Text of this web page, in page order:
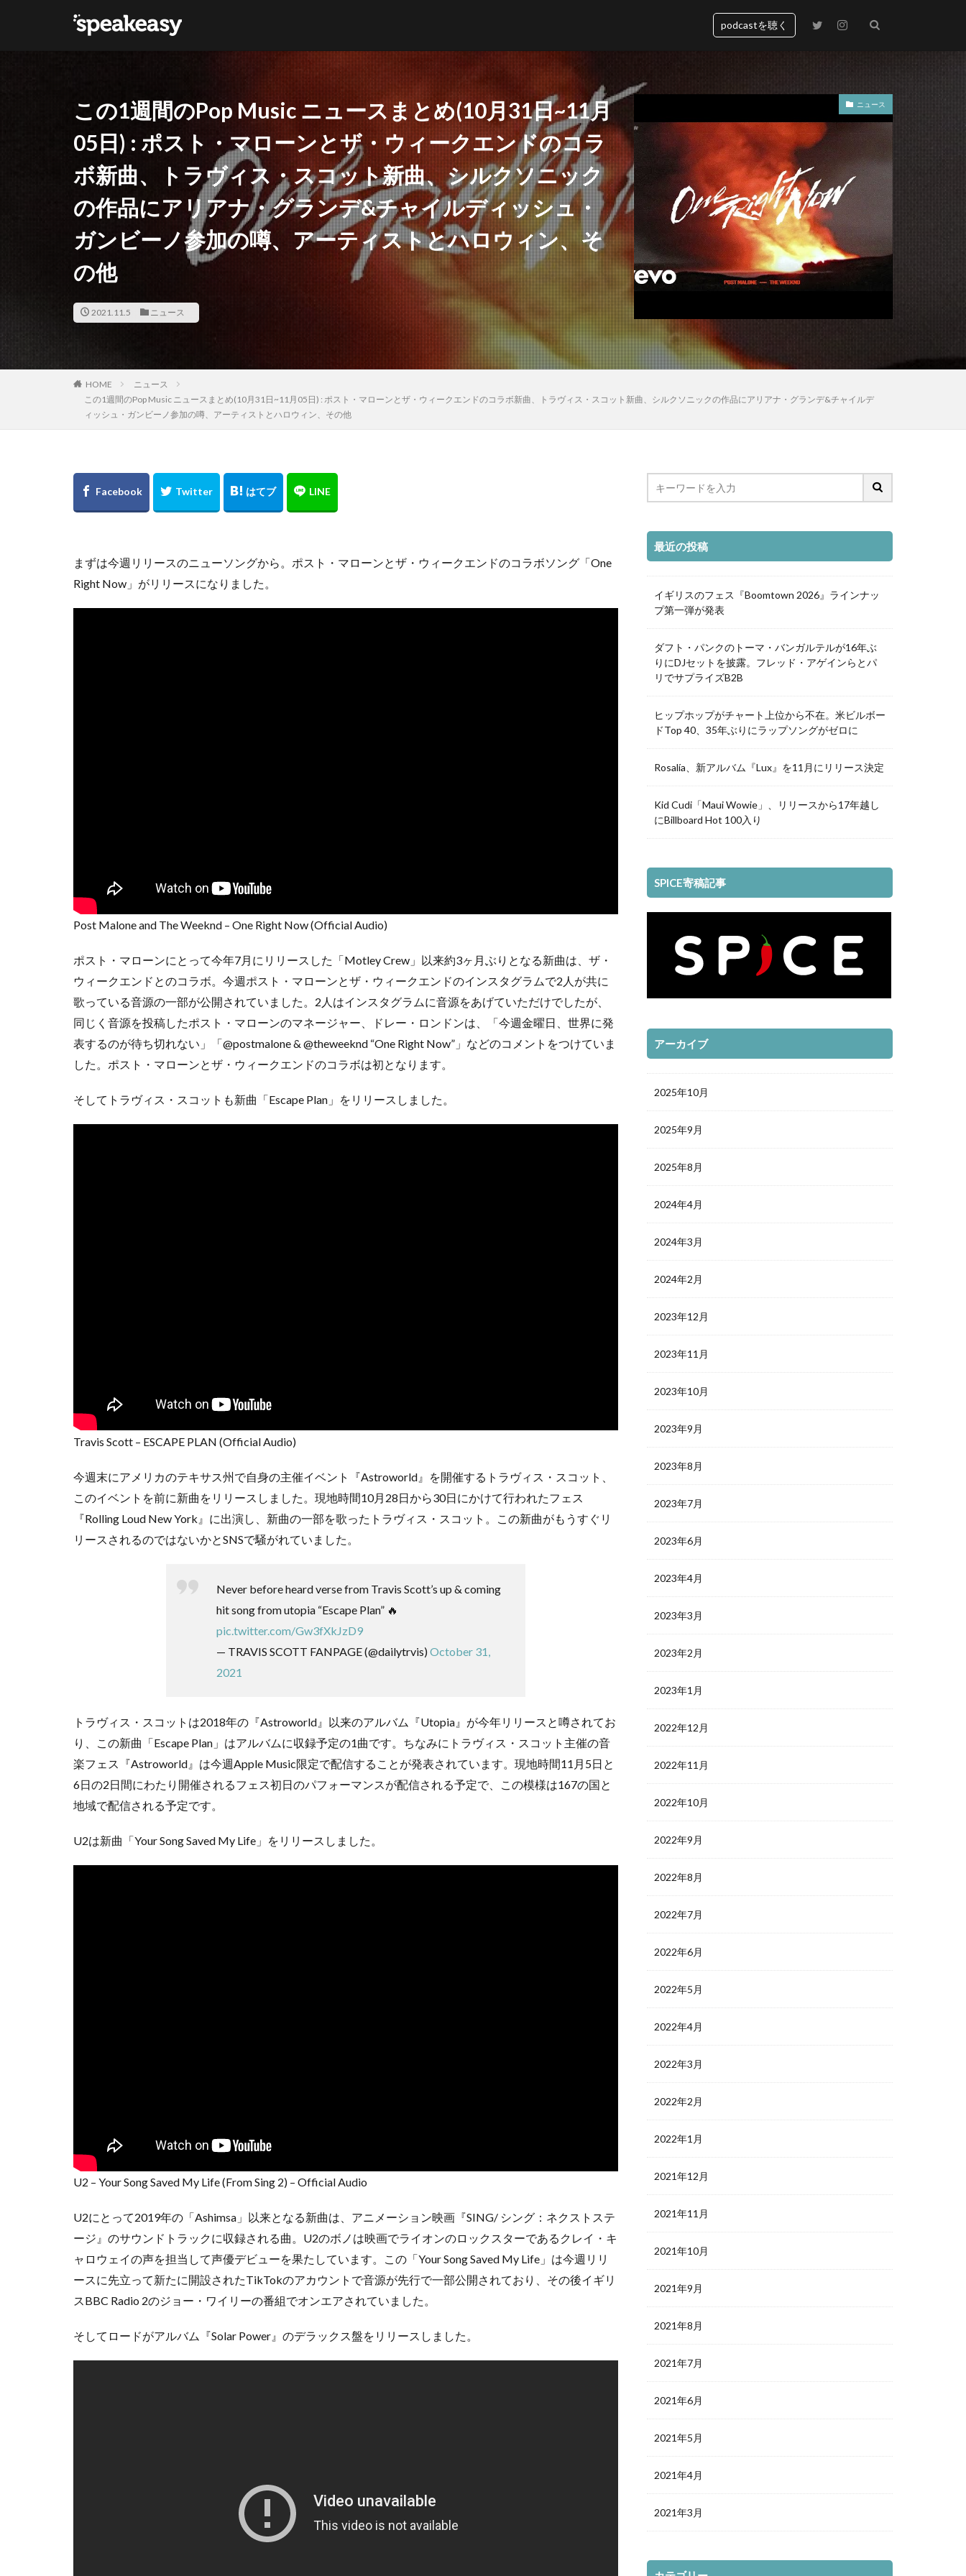
podcastを聴く
この1週間のPop Music ニュースまとめ(10月31日~11月
05日) : ポスト・マローンとザ・ウィークエンドのコラ
ボ新曲、トラヴィス・スコット新曲、シルクソニック
の作品にアリアナ・グランデ&チャイルディッシュ・
ガンビーノ参加の噂、アーティストとハロウィン、そ
の他
2021.11.5 ニュース
ニュース
HOME
ニュース
この1週間のPop Music ニュースまとめ(10月31日~11月05日) : ポスト・マローンとザ・ウィークエンドのコラボ新曲、トラヴィス・スコット新曲、シルクソニックの作品にアリアナ・グランデ&チャイルデ
ィッシュ・ガンビーノ参加の噂、アーティストとハロウィン、その他
まずは今週リリースのニューソングから。ポスト・マローンとザ・ウィークエンドのコラボソング「One
Right Now」がリリースになりました。
Post Malone and The Weeknd – One Right Now (Official Audio)
ポスト・マローンにとって今年7月にリリースした「Motley Crew」以来約3ヶ月ぶりとなる新曲は、ザ・
ウィークエンドとのコラボ。今週ポスト・マローンとザ・ウィークエンドのインスタグラムで2人が共に
歌っている音源の一部が公開されていました。2人はインスタグラムに音源をあげていただけでしたが、
同じく音源を投稿したポスト・マローンのマネージャー、ドレー・ロンドンは、「今週金曜日、世界に発
表するのが待ち切れない」「@postmalone & @theweeknd “One Right Now”」などのコメントをつけていま
した。ポスト・マローンとザ・ウィークエンドのコラボは初となります。
そしてトラヴィス・スコットも新曲「Escape Plan」をリリースしました。
Travis Scott – ESCAPE PLAN (Official Audio)
今週末にアメリカのテキサス州で自身の主催イベント『Astroworld』を開催するトラヴィス・スコット、
このイベントを前に新曲をリリースしました。現地時間10月28日から30日にかけて行われたフェス
『Rolling Loud New York』に出演し、新曲の一部を歌ったトラヴィス・スコット。この新曲がもうすぐリ
リースされるのではないかとSNSで騒がれていました。
Never before heard verse from Travis Scott’s up & coming
hit song from utopia “Escape Plan” 🔥
pic.twitter.com/Gw3fXkJzD9
— TRAVIS SCOTT FANPAGE (@dailytrvis)October 31,
2021
トラヴィス・スコットは2018年の『Astroworld』以来のアルバム『Utopia』が今年リリースと噂されてお
り、この新曲「Escape Plan」はアルバムに収録予定の1曲です。ちなみにトラヴィス・スコット主催の音
楽フェス『Astroworld』は今週Apple Music限定で配信することが発表されています。現地時間11月5日と
6日の2日間にわたり開催されるフェス初日のパフォーマンスが配信される予定で、この模様は167の国と
地域で配信される予定です。
U2は新曲「Your Song Saved My Life」をリリースしました。
U2 – Your Song Saved My Life (From Sing 2) – Official Audio
U2にとって2019年の「Ashimsa」以来となる新曲は、アニメーション映画『SING/ シング：ネクストステ
ージ』のサウンドトラックに収録される曲。U2のボノは映画でライオンのロックスターであるクレイ・キ
ャロウェイの声を担当して声優デビューを果たしています。この「Your Song Saved My Life」は今週リリ
ースに先立って新たに開設されたTikTokのアカウントで音源が先行で一部公開されており、その後イギリ
スBBC Radio 2のジョー・ワイリーの番組でオンエアされていました。
そしてロードがアルバム『Solar Power』のデラックス盤をリリースしました。
最近の投稿
イギリスのフェス『Boomtown 2026』ラインナッ
プ第一弾が発表
ダフト・パンクのトーマ・バンガルテルが16年ぶ
りにDJセットを披露。フレッド・アゲインらとパ
リでサプライズB2B
ヒップホップがチャート上位から不在。米ビルボー
ドTop 40、35年ぶりにラップソングがゼロに
Rosalía、新アルバム『Lux』を11月にリリース決定
Kid Cudi「Maui Wowie」、リリースから17年越し
にBillboard Hot 100入り
SPICE寄稿記事
アーカイブ
2025年10月
2025年9月
2025年8月
2024年4月
2024年3月
2024年2月
2023年12月
2023年11月
2023年10月
2023年9月
2023年8月
2023年7月
2023年6月
2023年4月
2023年3月
2023年2月
2023年1月
2022年12月
2022年11月
2022年10月
2022年9月
2022年8月
2022年7月
2022年6月
2022年5月
2022年4月
2022年3月
2022年2月
2022年1月
2021年12月
2021年11月
2021年10月
2021年9月
2021年8月
2021年7月
2021年6月
2021年5月
2021年4月
2021年3月
カテゴリー
タグ
Lana Del Ray NFT ブリットアウォーズ
検索